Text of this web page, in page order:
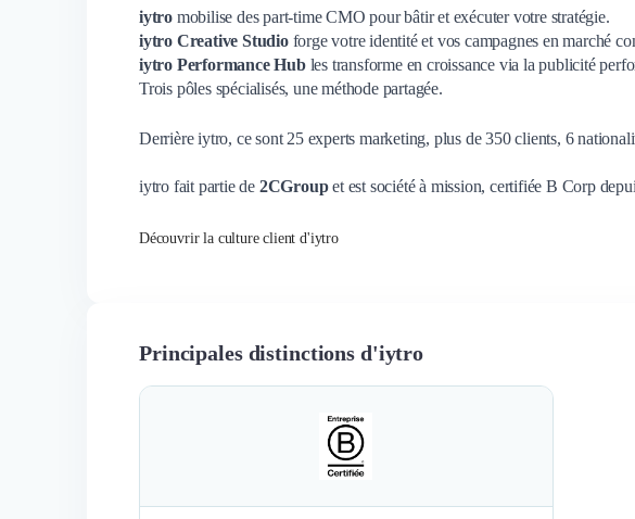
iytro mobilise des part-time CMO pour bâtir et exécuter votre stratégie.
iytro Creative Studioforge votre identité et vos campagnes en marché
iytro Performance Hubles transforme en croissance via la publicité
Trois pôles spécialisés, une méthode partagée.
Derrière iytro, ce sont 25 experts marketing, plus de 350 clients, 6
iytro fait partie de 2CGroupet est société à mission, certifiée B Corp
Découvrir la culture client d'iytro
Principales distinctions d'iytro